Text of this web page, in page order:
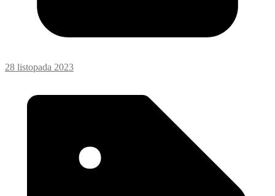
28 listopada 2023